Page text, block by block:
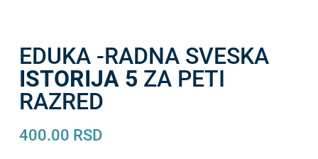
EDUKA -RADNA SVESKA
ISTORIJA 5 ZA PETI
RAZRED
400.00 RSD